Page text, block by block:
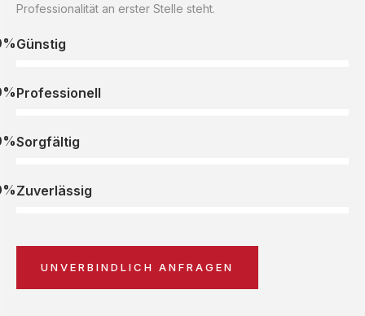
Professionalität an erster Stelle steht.
Günstig
Professionell
Sorgfältig
Zuverlässig
UNVERBINDLICH ANFRAGEN